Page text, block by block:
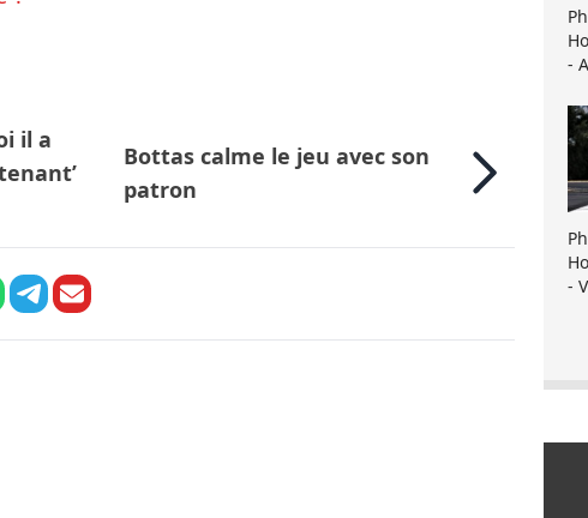
il a
Bottas calme le jeu avec son
patron
-
-